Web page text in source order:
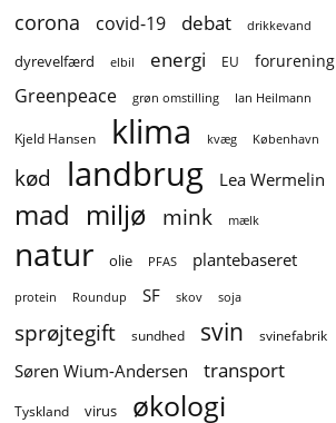
corona covid-19 debat drikkevand
dyrevelfærd elbil energi EU forurening
Greenpeace grøn omstilling Ian Heilmann
Kjeld Hansen klima kvæg København
kød landbrug Lea Wermelin
mad miljø mink mælk
natur olie PFAS plantebaseret
protein Roundup SF skov soja
sprøjtegift sundhed svin svinefabrik
Søren Wium-Andersen transport
Tyskland virus økologi